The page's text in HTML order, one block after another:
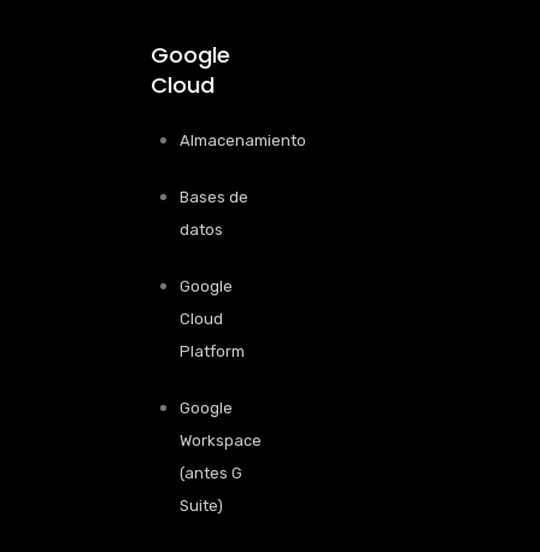
Google
Cloud
Almacenamiento
Bases de
datos
Google
Cloud
Platform
Google
Workspace
(antes G
Suite)